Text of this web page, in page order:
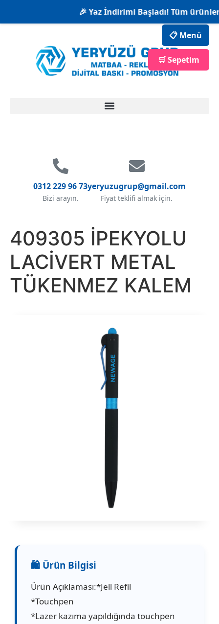
🎉 Yaz İndirimi Başladı! Tüm
0312 229 96 73
Bizi arayın.
yeryuzugrup@gmail.com
Fiyat teklifi almak için.
📋 Menü
🛒 Sepetim
409305 İPEKYOLU
LACİVERT METAL
TÜKENMEZ KALEM
Ürün Açıklaması:*Jell Refil
*Touchpen
*Lazer kazıma yapıldığında touchpen